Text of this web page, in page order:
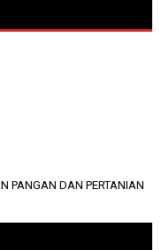
PANGAN DAN PERTANIAN